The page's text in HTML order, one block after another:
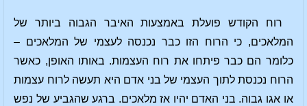
רוח הקודש פועלת באמצעות האיבר הגבוה ביותר של
המלאכים, כי הרוח הזו כבר נכנסה לעצמי של המלאכים –
כלומר הם כבר פיתחו את רוח העצמות. באותו האופן, כאשר
הרוח נכנסת לתוך העצמי של בני אדם היא תעשה לרוח עצמות
או אגו גבוה. בני האדם יהיו אז מלאכים. ברגע שהגביע של נפש